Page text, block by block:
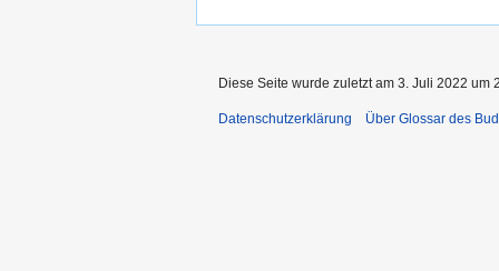
Diese Seite wurde zuletzt am 3. Juli 2022 um
Datenschutzerklärung Über Glossar des